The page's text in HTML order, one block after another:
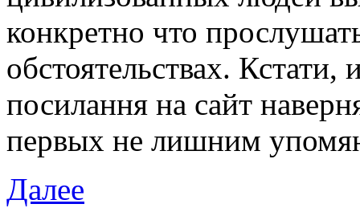
конкретно что
обстоятельствах. Кстати,
посилання на сайт
первых не лишним
Далее